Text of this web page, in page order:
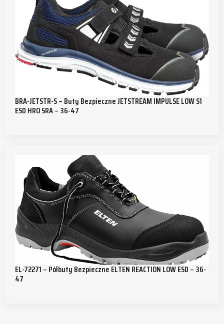
BRA-JETSTR-S – Buty Bezpieczne JETSTREAM IMPULSE LOW S1
ESD HRO SRA – 36-47
EL-72271 – Półbuty Bezpieczne ELTEN REACTION LOW ESD – 36-
47